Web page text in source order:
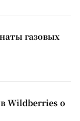
газовых
Wildberries о